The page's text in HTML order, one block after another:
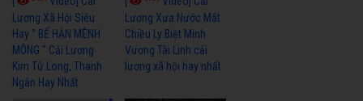
Lương Xã Hội Siêu
Hay " BỂ HẬN MÊNH
MÔNG " Cải Lương
Kim Tử Long, Thanh
Ngân Hay Nhất
Lương Xưa Nước Mắt
Chiều Ly Biệt Minh
Vương Tài Linh cải
lương xã hội hay nhất